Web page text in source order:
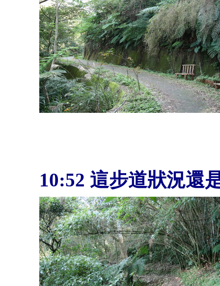
10:52 這步道狀況還